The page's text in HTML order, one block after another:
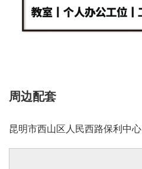
周边配套
昆明市西山区人民西路保利中心